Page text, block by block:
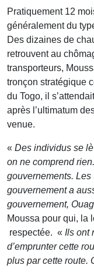
Pratiquement 12
généralement du
Des dizaines de
retrouvent au
transporteurs,
tronçon stratégique
du Togo, il
après l’ultimatum
venue.
« Des individus se
on ne comprend
gouvernements.
gouvernement a
gouvernement,
Moussa pour qui, la
respectée. « Ils ont
d’emprunter cette
plus par cette route.